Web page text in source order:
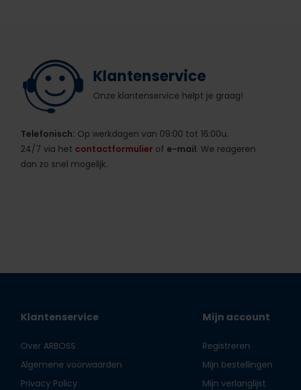
Klantenservice
Onze klantenservice helpt je graag!
Telefonisch: Op werkdagen van 09:00 tot 16:00u.
24/7 via het contactformulierof e-mail. We reageren
dan zo snel mogelijk.
Klantenservice
Over ARBOSS
Algemene voorwaarden
Privacy Policy
Mijn account
Registreren
Mijn bestellingen
Mijn verlanglijst